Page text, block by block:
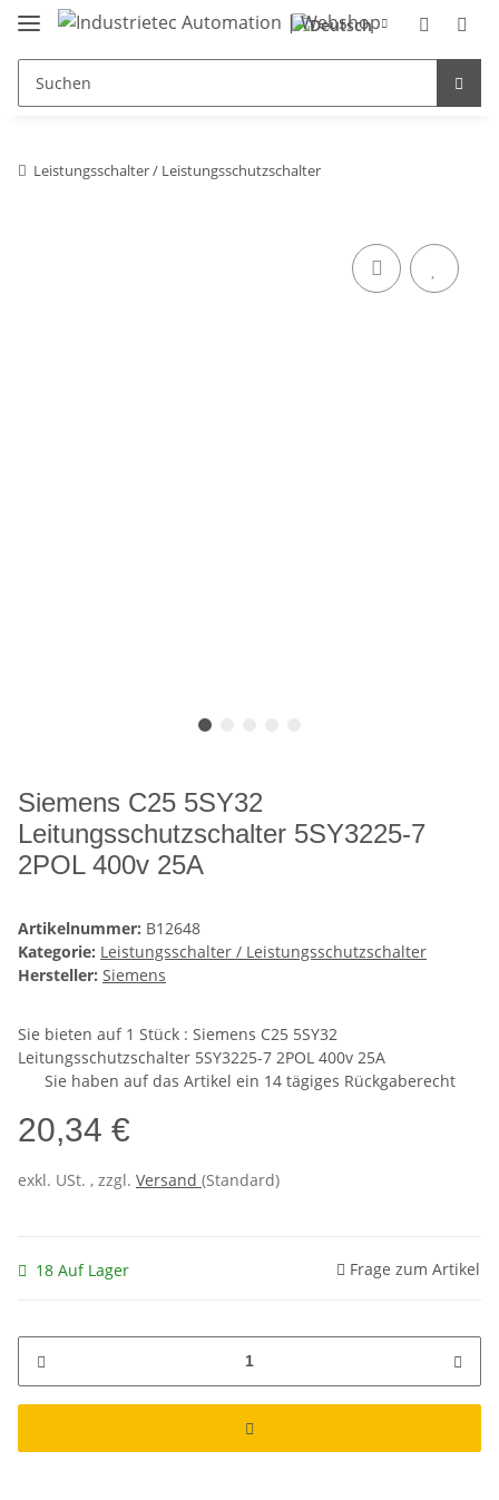
Leistungsschalter / Leistungsschutzschalter
Siemens C25 5SY32
Leitungsschutzschalter 5SY3225-7
2POL 400v 25A
Artikelnummer: B12648
Kategorie: Leistungsschalter / Leistungsschutzschalter
Hersteller: Siemens
Sie bieten auf 1 Stück : Siemens C25 5SY32
Leitungsschutzschalter 5SY3225-7 2POL 400v 25A
Sie haben auf das Artikel ein 14 tägiges Rückgaberecht
20,34 €
exkl. USt. , zzgl. Versand (Standard)
18 Auf Lager Frage zum Artikel